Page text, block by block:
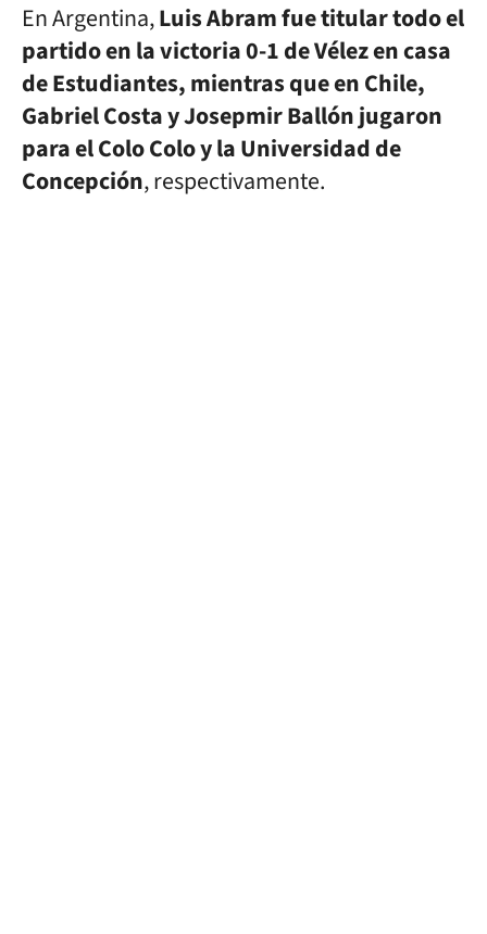
En Argentina,Luis Abram fue titular todo el
partido en la victoria 0-1 de Vélez en casa
de Estudiantes, mientras que en Chile,
Gabriel Costa y Josepmir Ballón jugaron
para el Colo Colo y la Universidad de
Concepción, respectivamente.